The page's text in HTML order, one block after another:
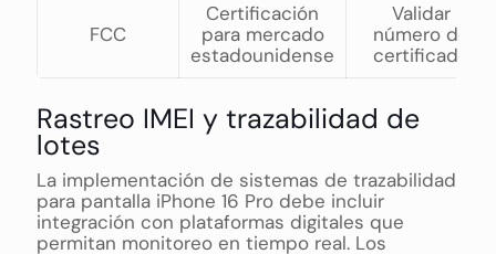
FCC
Certificación
para mercado
estadounidense
Validar
número de
certificado
Rastreo IMEI y trazabilidad de
lotes
La implementación de sistemas de trazabilidad
para pantalla iPhone 16 Pro debe incluir
integración con plataformas digitales que
permitan monitoreo en tiempo real. Los